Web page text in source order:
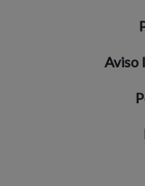
Aviso